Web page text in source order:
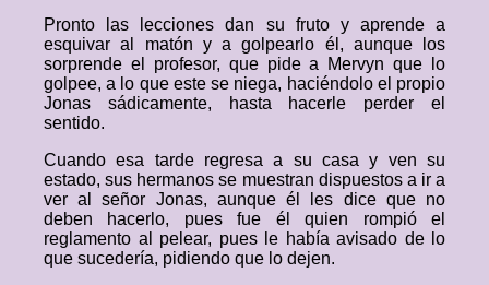
Pronto las lecciones dan su fruto y aprende a
esquivar al matón y a golpearlo él, aunque los
sorprende el profesor, que pide a Mervyn que lo
golpee, a lo que este se niega, haciéndolo el propio
Jonas sádicamente, hasta hacerle perder el
sentido.
Cuando esa tarde regresa a su casa y ven su
estado, sus hermanos se muestran dispuestos a ir a
ver al señor Jonas, aunque él les dice que no
deben hacerlo, pues fue él quien rompió el
reglamento al pelear, pues le había avisado de lo
que sucedería, pidiendo que lo dejen.